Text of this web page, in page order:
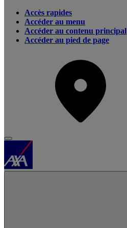
Accès rapides
Accéder au menu
Accéder au contenu principal
Accéder au pied de page